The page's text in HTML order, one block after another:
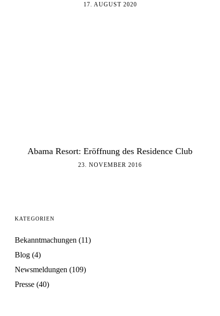
17. AUGUST 2020
Abama Resort: Eröffnung des Residence Club
23. NOVEMBER 2016
KATEGORIEN
Bekanntmachungen (11)
Blog (4)
Newsmeldungen (109)
Presse (40)